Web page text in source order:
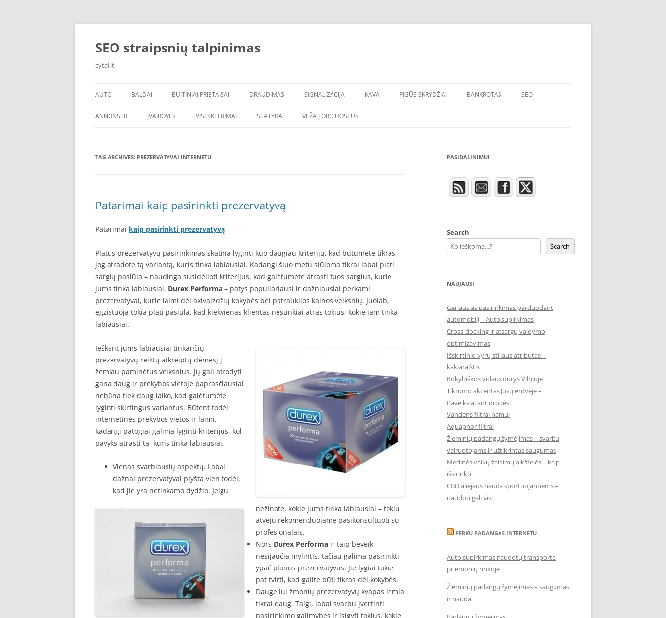
Skip
SEO straipsnių talpinimas
cytai.lt
AUTO
PADANGOS
BALDAI BUITINIAI PRIETAISAI DRAUDIMAS SIGNALIZACIJA KAVA PIGŪS SKRYDŽIAI BANKROTAS SEO
ANNONSER ĮVAIROVĖS VISI SKELBIMAI STATYBA VEŽA Į ORO UOSTUS
TAG ARCHIVES: PREZERVATYVAI INTERNETU
Patarimai kaip pasirinkti prezervatyvą
Patarimai kaip pasirinkti prezervatyvą
Platus prezervatyvų pasirinkimas skatina lyginti kuo daugiau kriterijų, kad būtumėte tikras,
jog atradote tą variantą, kuris tinka labiausiai. Kadangi šiuo metu siūloma tikrai labai plati
sargių pasiūla – naudinga susidėlioti kriterijus, kad galėtumėte atrasti tuos sargius, kurie
jums tinka labiausiai. Durex Performa – patys populiariausi ir dažniausiai perkami
prezervatyvai, kurie laimi dėl akivaizdžių kokybės bei patrauklios kainos veiksnių. Juolab,
egzistuoja tokia plati pasiūla, kad kiekvienas klientas nesunkiai atras tokius, kokie jam tinka
labiausiai.
Ieškant jums labiausiai tinkančių
prezervatyvų reiktų atkreiptų dėmesį į
žemiau paminėtus veiksnius. Jų gali atrodyti
gana daug ir prekybos vietoje paprasčiausiai
nebūna tiek daug laiko, kad galėtumėte
lyginti skirtingus variantus. Būtent todėl
internetinės prekybos vietos ir laimi,
kadangi patogiai galima lyginti kriterijus, kol
pavyks atrasti tą, kuris tinka labiausiai.
Vienas svarbiausių aspektų. Labai
dažnai prezervatyvai plyšta vien todėl,
kad jie yra netinkamo dydžio. Jeigu
nežinote, kokie jums tinka labiausiai – tokiu
atveju rekomenduojame pasikonsultuoti su
profesionalais.
Nors Durex Performa ir taip beveik
nesijaučia mylintis, tačiau galima pasirinkti
ypač plonus prezervatyvus. Jie lygiai tokie
pat tvirti, kad galite būti tikras dėl kokybės.
Daugeliui žmonių prezervatyvų kvapas lemia
tikrai daug. Taigi, labai svarbu įvertinti
pasirinkimo galimybes ir įsigyti tokius, kokie
PASIDALINIMUI
Search
Search
NAUJAUSI
Geriausias pasirinkimas parduodant
automobilį – Auto supirkimas
Cross-docking ir atsargų valdymo
optimizavimas
Išskirtinio vyrų stiliaus atributas –
kaklaraištis
Kokybiškos vidaus durys Vilniuje
Tikrumo akcentas Jūsų erdvėje –
Paveikslai ant drobės:
Vandens filtrai namui
Aquaphor filtrai
Žieminių padangų žymėjimas – svarbu
vairuotojams ir užtikrintas saugumas
Medinės vaikų žaidimų aikštelės – kaip
išsirinkti
CBD aliejaus nauda sportuojantiems –
naudoti gali visi
PERKU PADANGAS INTERNETU
Auto supirkimas naudotų transporto
priemonių rinkoje
Žieminių padangų žymėjimas – saugumas
ir nauda